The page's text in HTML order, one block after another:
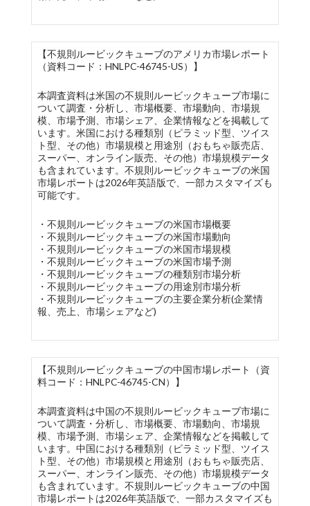
【不規則ルービックキューブのアメリカ市場レポート
（資料コード：HNLPC-46745-US）】
本調査資料は米国の不規則ルービックキューブ市場に
ついて調査・分析し、市場概要、市場動向、市場規
模、市場予測、市場シェア、企業情報などを掲載して
います。米国における種類別（ピラミッド型、ツイス
ト型、その他）市場規模と用途別（おもちゃ販売店、
スーパー、オンライン販売、その他）市場規模データ
も含まれています。不規則ルービックキューブの米国
市場レポートは2026年英語版で、一部カスタマイズも
可能です。
・不規則ルービックキューブの米国市場概要
・不規則ルービックキューブの米国市場動向
・不規則ルービックキューブの米国市場規模
・不規則ルービックキューブの米国市場予測
・不規則ルービックキューブの種類別市場分析
・不規則ルービックキューブの用途別市場分析
・不規則ルービックキューブの主要企業分析(企業情
報、売上、市場シェアなど)
【不規則ルービックキューブの中国市場レポート（資
料コード：HNLPC-46745-CN）】
本調査資料は中国の不規則ルービックキューブ市場に
ついて調査・分析し、市場概要、市場動向、市場規
模、市場予測、市場シェア、企業情報などを掲載して
います。中国における種類別（ピラミッド型、ツイス
ト型、その他）市場規模と用途別（おもちゃ販売店、
スーパー、オンライン販売、その他）市場規模データ
も含まれています。不規則ルービックキューブの中国
市場レポートは2026年英語版で、一部カスタマイズも